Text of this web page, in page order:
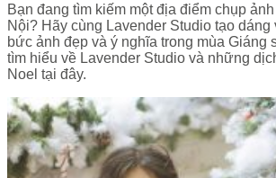
Bạn đang tìm kiếm một địa điểm chụp
Nội? Hãy cùng Lavender Studio tạo dáng
bức ảnh đẹp và ý nghĩa trong mùa Giáng
tìm hiểu về Lavender Studio và những
Noel tại đây.